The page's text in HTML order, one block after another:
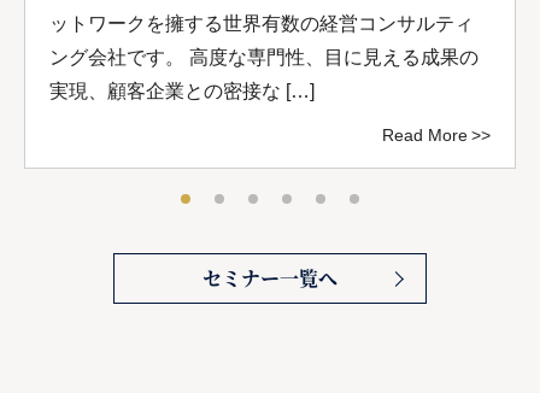
ットワークを擁する世界有数の経営コンサルティ
ング会社です。 高度な専門性、目に見える成果の
実現、顧客企業との密接な […]
Read More
セミナー一覧へ